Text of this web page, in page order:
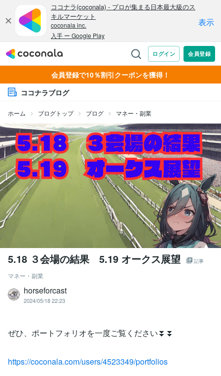
会員登録で10％割引クーポンを獲得！
ココナラブログ
ホーム ブログトップ ブログ マネー・副業
5.18 ３会場の結果 5.19 オークス展望 記事
マネー・副業
horseforcast
2024/05/18 22:23
ぜひ、ポートフォリオを一度ご覧ください⏬⏬
https://coconala.com/users/4523349/portfolios